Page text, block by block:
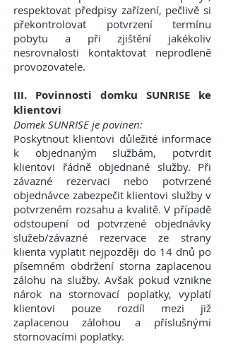
respektovat předpisy zařízení, pečlivě si
překontrolovat potvrzení termínu
pobytu a při zjištění jakékoliv
nesrovnalosti kontaktovat neprodleně
provozovatele.
III. Povinnosti domku SUNRISE ke
klientovi
Domek SUNRISE je povinen:
Poskytnout klientovi důležité informace
k objednaným službám, potvrdit
klientovi řádně objednané služby. Při
závazné rezervaci nebo potvrzené
objednávce zabezpečit klientovi služby v
potvrzeném rozsahu a kvalitě. V případě
odstoupení od potvrzené objednávky
služeb/závazné rezervace ze strany
klienta vyplatit nejpozději do 14 dnů po
písemném obdržení storna zaplacenou
zálohu na služby. Avšak pokud vznikne
nárok na stornovací poplatky, vyplatí
klientovi pouze rozdíl mezi již
zaplacenou zálohou a příslušnými
stornovacími poplatky.